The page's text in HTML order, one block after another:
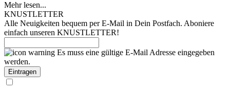
Mehr lesen...
KNUSTLETTER
Alle Neuigkeiten bequem per E-Mail in Dein Postfach. Aboniere
einfach unseren KNUSTLETTER!
Es muss eine gültige E-Mail Adresse eingegeben
werden.